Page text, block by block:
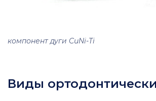
компонент дуги CuNi-Ti
Виды